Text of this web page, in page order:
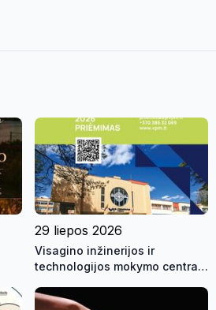
29 liepos 2026
Visagino inžinerijos ir
technologijos mokymo centras